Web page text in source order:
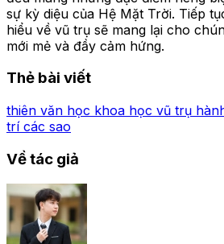
sự kỳ diệu của Hệ Mặt Trời. Tiếp
hiểu về vũ trụ sẽ mang lại cho
mới mẻ và đầy cảm hứng.
Thẻ bài viết
thiên văn học khoa học vũ trụ
trí các sao
Về tác giả